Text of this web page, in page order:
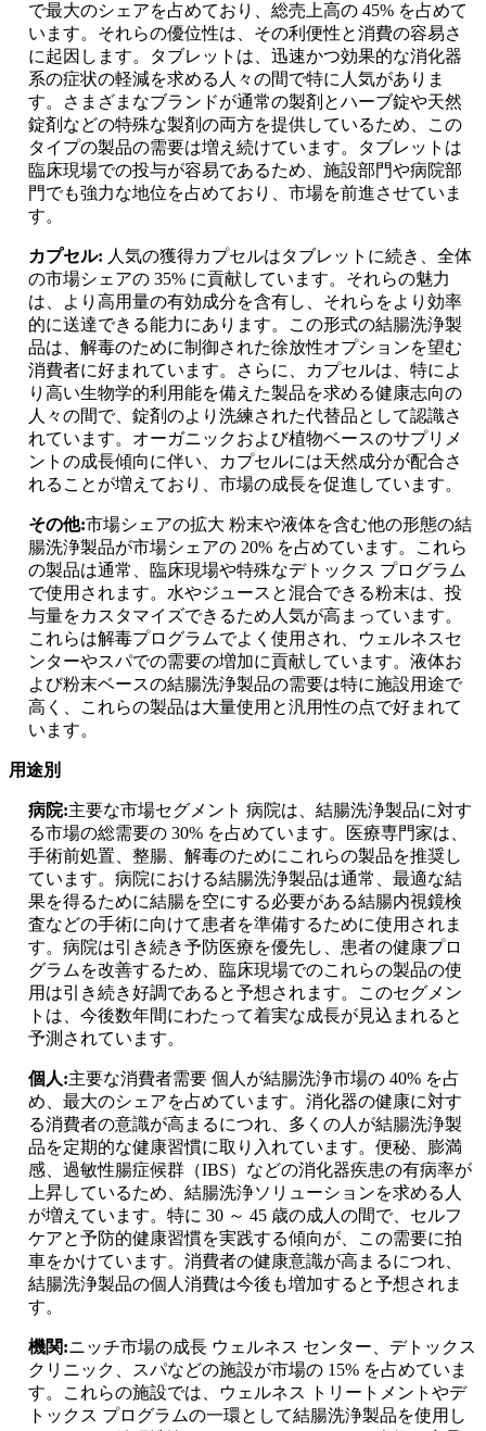
で最大のシェアを占めており、総売上高の 45% を占めて
います。それらの優位性は、その利便性と消費の容易さ
に起因します。タブレットは、迅速かつ効果的な消化器
系の症状の軽減を求める人々の間で特に人気がありま
す。さまざまなブランドが通常の製剤とハーブ錠や天然
錠剤などの特殊な製剤の両方を提供しているため、この
タイプの製品の需要は増え続けています。タブレットは
臨床現場での投与が容易であるため、施設部門や病院部
門でも強力な地位を占めており、市場を前進させていま
す。
カプセル: 人気の獲得カプセルはタブレットに続き、全体
の市場シェアの 35% に貢献しています。それらの魅力
は、より高用量の有効成分を含有し、それらをより効率
的に送達できる能力にあります。この形式の結腸洗浄製
品は、解毒のために制御された徐放性オプションを望む
消費者に好まれています。さらに、カプセルは、特によ
り高い生物学的利用能を備えた製品を求める健康志向の
人々の間で、錠剤のより洗練された代替品として認識さ
れています。オーガニックおよび植物ベースのサプリメ
ントの成長傾向に伴い、カプセルには天然成分が配合さ
れることが増えており、市場の成長を促進しています。
その他:市場シェアの拡大 粉末や液体を含む他の形態の結
腸洗浄製品が市場シェアの 20% を占めています。これら
の製品は通常、臨床現場や特殊なデトックス プログラム
で使用されます。水やジュースと混合できる粉末は、投
与量をカスタマイズできるため人気が高まっています。
これらは解毒プログラムでよく使用され、ウェルネスセ
ンターやスパでの需要の増加に貢献しています。液体お
よび粉末ベースの結腸洗浄製品の需要は特に施設用途で
高く、これらの製品は大量使用と汎用性の点で好まれて
います。
用途別
病院:主要な市場セグメント 病院は、結腸洗浄製品に対す
る市場の総需要の 30% を占めています。医療専門家は、
手術前処置、整腸、解毒のためにこれらの製品を推奨し
ています。病院における結腸洗浄製品は通常、最適な結
果を得るために結腸を空にする必要がある結腸内視鏡検
査などの手術に向けて患者を準備するために使用されま
す。病院は引き続き予防医療を優先し、患者の健康プロ
グラムを改善するため、臨床現場でのこれらの製品の使
用は引き続き好調であると予想されます。このセグメン
トは、今後数年間にわたって着実な成長が見込まれると
予測されています。
個人:主要な消費者需要 個人が結腸洗浄市場の 40% を占
め、最大のシェアを占めています。消化器の健康に対す
る消費者の意識が高まるにつれ、多くの人が結腸洗浄製
品を定期的な健康習慣に取り入れています。便秘、膨満
感、過敏性腸症候群（IBS）などの消化器疾患の有病率が
上昇しているため、結腸洗浄ソリューションを求める人
が増えています。特に 30 ～ 45 歳の成人の間で、セルフ
ケアと予防的健康習慣を実践する傾向が、この需要に拍
車をかけています。消費者の健康意識が高まるにつれ、
結腸洗浄製品の個人消費は今後も増加すると予想されま
す。
機関:ニッチ市場の成長 ウェルネス センター、デトックス
クリニック、スパなどの施設が市場の 15% を占めていま
す。これらの施設では、ウェルネス トリートメントやデ
トックス プログラムの一環として結腸洗浄製品を使用し